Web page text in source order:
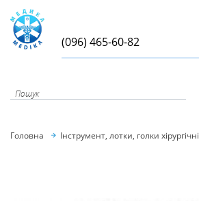
(096) 465-60-82
Головна Інструмент, лотки, голки хірургічні